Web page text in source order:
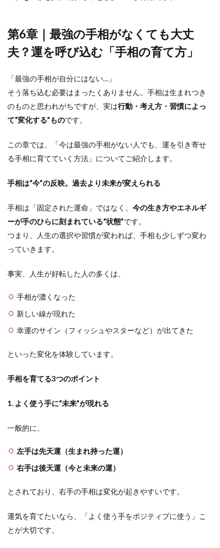
第6章｜最強の手相がなくても大丈
夫？運を呼び込む「手相の育て方」
「最強の手相が自分にはない…」
そう落ち込む必要はまったくありません。手相は生まれつき
のものと思われがちですが、実は行動・考え方・習慣によっ
て“変化する”ものです。
この章では、「今は最強の手相がない人でも、運を引き寄せ
る手相に育てていく方法」についてご紹介します。
手相は“今”の反映。過去より未来が変えられる
手相は「固定された運命」ではなく、 今の生き方やエネルギ
ーが手のひらに刻まれている“状態”です。
つまり、人生の選択や習慣が変われば、手相も少しずつ変わ
っていきます。
事実、人生が好転した人の多くは、
手相が濃くなった
新しい線が現れた
幸運のサイン（フィッシュやスターなど）が出てきた
といった変化を体験しています。
手相を育てる3つのポイント
1. よく使う手に“未来”が現れる
一般的に、
左手は先天運（生まれ持った運）
右手は後天運（今と未来の運）
とされており、右手の手相は変化が起きやすいです。
運気を育てたいなら、「よく使う手をポジティブに使う」こ
とが大切です。